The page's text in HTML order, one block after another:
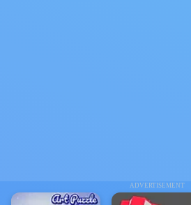
ADVERTISEMENT